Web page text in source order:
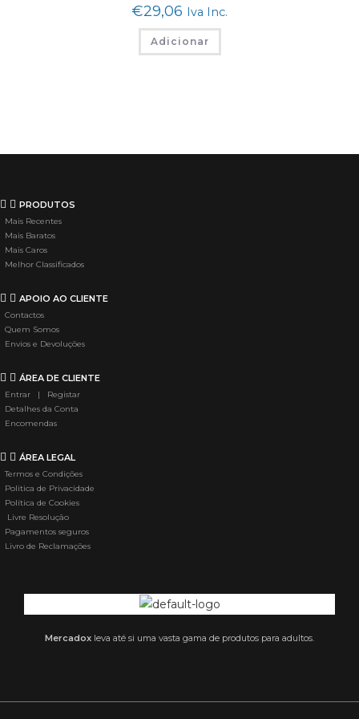
€29,06 Iva Inc.
Adicionar
PRODUTOS
Mais Recentes
Mais Baratos
Mais Caros
Melhor Classificados
APOIO AO CLIENTE
Contactos
Quem Somos
Envios e Devoluções
ÁREA DE CLIENTE
Entrar | Registar
Detalhes da Conta
Encomendas
ÁREA LEGAL
Termos e Condições
Politica de Privacidade
Política de Cookies
Livre Resolução
Pagamentos seguros
Livro de Reclamações
Mercadox leva até si uma vasta gama de produtos para adultos.